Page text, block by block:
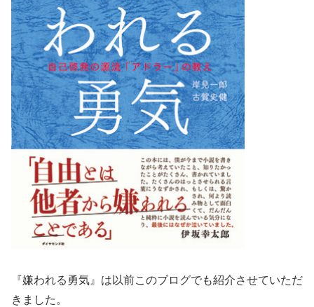
『嫌われる勇気』は以前このブログでも紹介させていただ
きました。